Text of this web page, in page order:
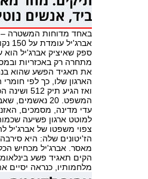
באחד מדוחות המשטרה –
ספק שאיציק אברג'יל הוא
מתחרה רק באכזריות
את תאגיד הפשע שהוא
הארגון שלו, כך לפי
ואז הגיע
עדי מדינה, מסמכים,
למוטט ארגון פשיעה
צפוי משפטו של אברג'יל
הז'יטונים שלה: היא
מאסר. אברג'יל מכחיש
הקים תאגיד פשע
מלחמותיו, כנראה יסיים